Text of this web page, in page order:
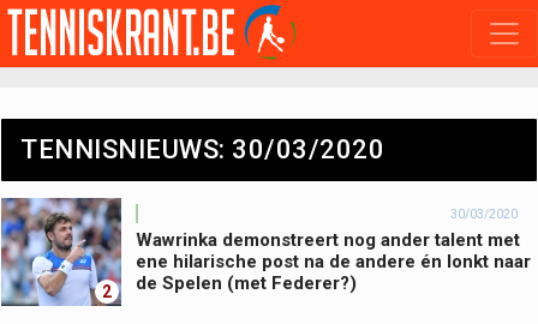
TENNISNIEUWS: 30/03/2020
2
30/03/2020
Wawrinka demonstreert nog ander talent met
ene hilarische post na de andere én lonkt naar
de Spelen (met Federer?)